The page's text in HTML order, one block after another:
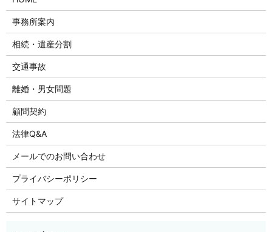
事務所案内
相続・遺産分割
交通事故
離婚・男女問題
顧問契約
法律Q&A
メールでのお問い合わせ
プライバシーポリシー
サイトマップ